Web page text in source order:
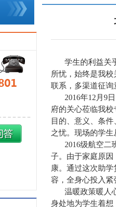
学生的利益关乎
所忧，始终是我
联系，多渠道征询
2016年12月9日
府的关心莅临我
目的、意义、条
之忧。现场的学生
2016级航空二班
子。由于家庭原
康。通过这次助
容，全身心投入紧
温暖政策暖人心
身处地为学生着